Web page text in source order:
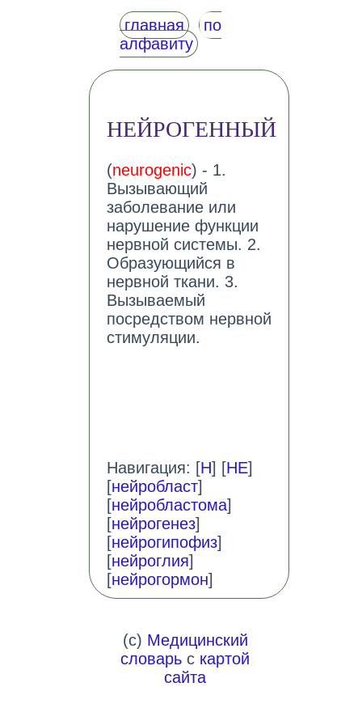
главная
по
алфавиту
НЕЙРОГЕННЫЙ
(neurogenic) - 1.
Вызывающий
заболевание или
нарушение функции
нервной системы. 2.
Образующийся в
нервной ткани. 3.
Вызываемый
посредством нервной
стимуляции.
Навигация: [Н] [НЕ]
[нейробласт]
[нейробластома]
[нейрогенез]
[нейрогипофиз]
[нейроглия]
[нейрогормон]
(c) Медицинский
словарь с картой
сайта